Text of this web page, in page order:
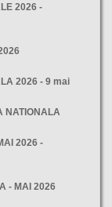
2026 -
2026 - 9 mai
NATIONALA
2026 -
- MAI 2026